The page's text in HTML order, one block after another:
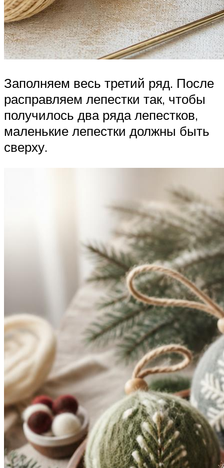
Заполняем весь третий ряд. После
расправляем лепестки так, чтобы
получилось два ряда лепестков,
маленькие лепестки должны быть
сверху.